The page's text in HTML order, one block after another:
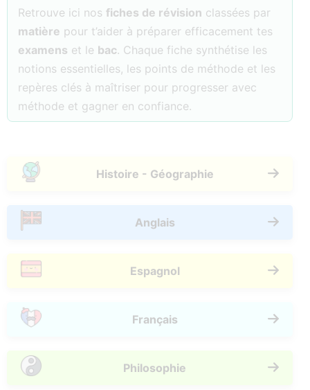
Retrouve ici nos fiches de révision classées par
matière pour t’aider à préparer efficacement tes
examens et le bac. Chaque fiche synthétise les
notions essentielles, les points de méthode et les
repères clés à maîtriser pour progresser avec
méthode et gagner en confiance.
Histoire - Géographie
Anglais
Espagnol
Français
Philosophie